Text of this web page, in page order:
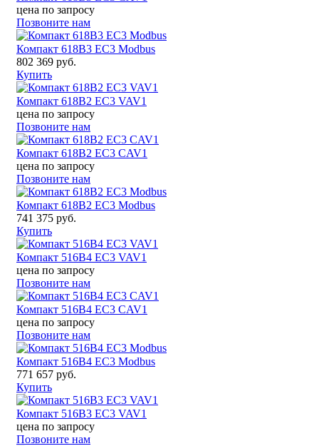
цена по запросу
Позвоните нам
Компакт 618B3 EC3 Modbus
802 369 руб.
Купить
Компакт 618B2 EC3 VAV1
цена по запросу
Позвоните нам
Компакт 618B2 EC3 CAV1
цена по запросу
Позвоните нам
Компакт 618B2 EC3 Modbus
741 375 руб.
Купить
Компакт 516B4 EC3 VAV1
цена по запросу
Позвоните нам
Компакт 516B4 EC3 CAV1
цена по запросу
Позвоните нам
Компакт 516B4 EC3 Modbus
771 657 руб.
Купить
Компакт 516B3 EC3 VAV1
цена по запросу
Позвоните нам